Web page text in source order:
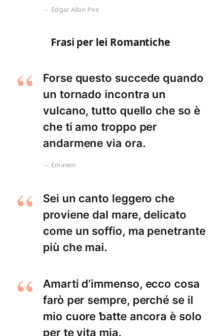
Edgar Allan Poe
Frasi per lei Romantiche
Forse questo succede quando
un tornado incontra un
vulcano, tutto quello che so è
che ti amo troppo per
andarmene via ora.
Eminem
Sei un canto leggero che
proviene dal mare, delicato
come un soffio, ma penetrante
più che mai.
Amarti d’immenso, ecco cosa
farò per sempre, perché se il
mio cuore ƅatte ancora è solo
per te vita mia.